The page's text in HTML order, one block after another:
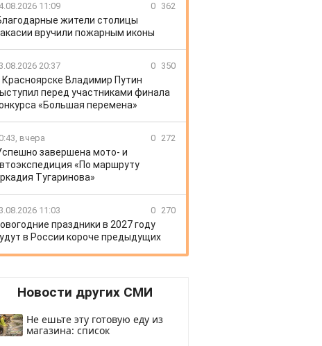
11:09 0 362
жители столицы
вручили пожарным иконы
20:37 0 350
Красноярске Владимир Путин
перед участниками финала
«Большая перемена»
вчера 0 272
завершена мото- и
«По маршруту
Тугаринова»
11:03 0 270
праздники в 2027 году
в России короче предыдущих
Новости других СМИ
Не ешьте эту готовую еду из
магазина: список